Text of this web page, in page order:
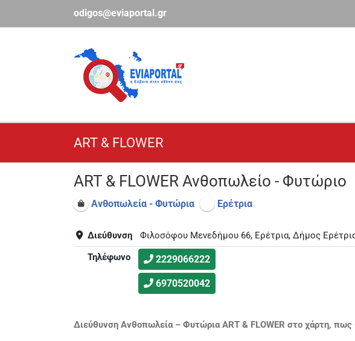
περιεχόμενο
odigos@eviaportal.gr
ART & FLOWER
ART & FLOWER Ανθοπωλείο - Φυτώριο
Ανθοπωλεία - Φυτώρια Ερέτρια
Διεύθυνση
Φιλοσόφου Μενεδήμου 66, Ερέτρια, Δήμος
Τηλέφωνο
2229066222
6970520042
Διεύθυνση Ανθοπωλεία – Φυτώρια ART & FLOWER στο χάρτη, πως